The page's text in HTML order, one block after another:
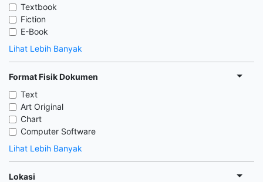
Textbook
Fiction
E-Book
Lihat Lebih Banyak
Format Fisik Dokumen
Text
Art Original
Chart
Computer Software
Lihat Lebih Banyak
Lokasi